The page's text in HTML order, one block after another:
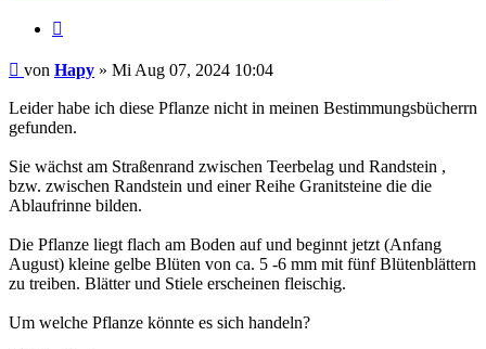
Beitrag
von Hapy » Mi Aug 07, 2024 10:04
Leider habe ich diese Pflanze nicht in meinen Bestimmungsbücherrn
gefunden.
Sie wächst am Straßenrand zwischen Teerbelag und Randstein ,
bzw. zwischen Randstein und einer Reihe Granitsteine die die
Ablaufrinne bilden.
Die Pflanze liegt flach am Boden auf und beginnt jetzt (Anfang
August) kleine gelbe Blüten von ca. 5 -6 mm mit fünf Blütenblättern
zu treiben. Blätter und Stiele erscheinen fleischig.
Um welche Pflanze könnte es sich handeln?